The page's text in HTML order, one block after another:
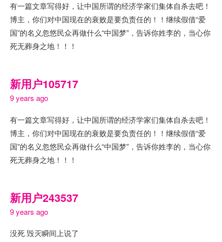
有一篇文章写得好，让中国所谓的经济学家们集体自杀去吧！
博主，你们对中国现在的衰败是要负责任的！！继续假借“爱
国”的名义忽悠民众再做什么“中国梦”，告诉你姓李的，当心你
死无葬身之地！！！
新用户105717
9 years ago
有一篇文章写得好，让中国所谓的经济学家们集体自杀去吧！
博主，你们对中国现在的衰败是要负责任的！！继续假借“爱
国”的名义忽悠民众再做什么“中国梦”，告诉你姓李的，当心你
死无葬身之地！！！
新用户243537
9 years ago
没死 毁灭瞬间上说了